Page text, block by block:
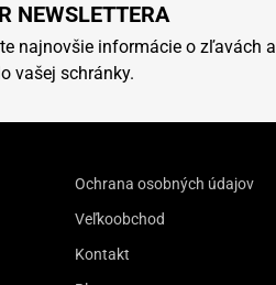
NEWSLETTERA
najnovšie informácie o zľavách a
vašej schránky.
Ochrana osobných údajov
Veľkoobchod
Kontakt